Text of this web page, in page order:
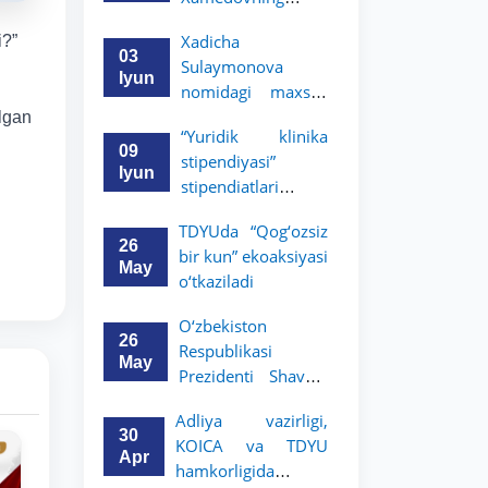
fanga, vatanga va
yosh avlod
tarbiyasiga
namunasidir”.
03
Iyun
Xadicha
Sulaymonova
nomidagi maxsus
2026/2027-o‘quv
yili g‘oliblari
aniqlandi
09
Iyun
“Yuridik klinika
stipendiyasi”
stipendiatlari
26
May
TDYUda “Qog‘ozsiz
bir kun” ekoaksiyasi
o‘tkaziladi
26
May
O‘zbekiston
Respublikasi
Prezidenti Shavkat
Oliy Majlis va
O‘zbekiston xalqiga
Murojaatnomasida
30
Apr
Adliya vazirligi,
KOICA va TDYU
hamkorligida